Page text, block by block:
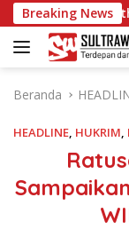
Langsung
ke
konten
Breaking News
with Stone
Beranda
HEADLINE, HUKRIM,